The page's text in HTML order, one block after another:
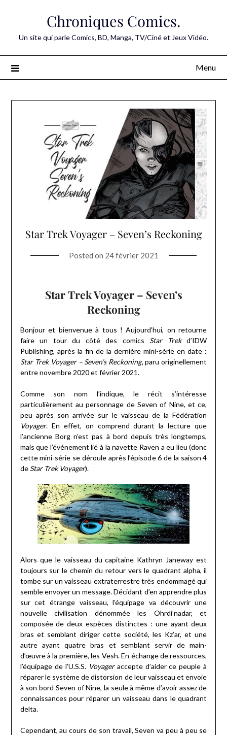
Chroniques Comics.
Un site qui parle Comics, BD, Manga, TV/Ciné et Jeux Vidéo.
Menu
Star Trek Voyager – Seven’s Reckoning
Posted on 24 février 2021
Star Trek Voyager – Seven’s
Reckoning
Bonjour et bienvenue à tous ! Aujourd’hui, on retourne
faire un tour du côté des comics Star Trekd’IDW
Publishing, après la fin de la dernière mini-série en date :
Star Trek Voyager – Seven’s Reckoning, paru originellement
entre novembre 2020 et février 2021.
Comme son nom l’indique, le récit s’intéresse
particulièrement au personnage de Seven of Nine, et ce,
peu après son arrivée sur le vaisseau de la Fédération
Voyager. En effet, on comprend durant la lecture que
l’ancienne Borg n’est pas à bord depuis très longtemps,
mais que l’événement lié à la navette Raven a eu lieu (donc
cette mini-série se déroule après l’épisode 6 de la saison 4
de Star Trek Voyager).
Alors que le vaisseau du capitaine Kathryn Janeway est
toujours sur le chemin du retour vers le quadrant alpha, il
tombe sur un vaisseau extraterrestre très endommagé qui
semble envoyer un message. Décidant d’en apprendre plus
sur cet étrange vaisseau, l’équipage va découvrir une
nouvelle civilisation dénommée les Ohrdi’nadar, et
composée de deux espèces distinctes : une ayant deux
bras et semblant diriger cette société, les Kz’ar, et une
autre ayant quatre bras et semblant servir de main-
d’œuvre à la première, les Vesh. En échange de ressources,
l’équipage de l’U.S.S. Voyageraccepte d’aider ce peuple à
réparer le système de distorsion de leur vaisseau et envoie
à son bord Seven of Nine, la seule à même d’avoir assez de
connaissances pour réparer un vaisseau dans le quadrant
delta.
Cependant, au cours de son travail, Seven va peu à peu se